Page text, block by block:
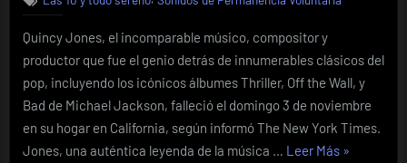
Quincy Jones, el incomparable músico, compositor y
productor que fue el genio detrás de innumerables clásicos del
pop, incluyendo los icónicos álbumes Thriller, Off the Wall, y
Bad de Michael Jackson, falleció el domingo 3 de noviembre
en su hogar en California, según informó The New York Times.
Jones, una auténtica leyenda de la música … Leer Más«Legado
»